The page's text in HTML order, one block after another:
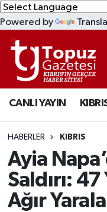
Powered by
CANLI YAYIN
HABERLER KIBRIS
Ayia
Saldırı:
Ağır
KIBRIS
DÜNYA
EKONOMİ
MAGAZİN
SAĞLIK
SPOR
Lefkoşa
Lefkoşa Hava
Lefkoşa Trafik
Süper Lig Puan
Tüm Manşetler
Son Dakika